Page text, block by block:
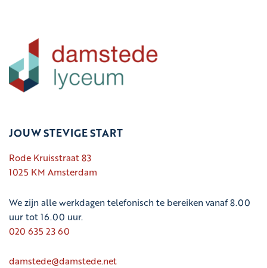
JOUW STEVIGE START
Rode Kruisstraat 83
1025 KM Amsterdam
We zijn alle werkdagen telefonisch te bereiken vanaf 8.00
uur tot 16.00 uur.
020 635 23 60
damstede@damstede.net